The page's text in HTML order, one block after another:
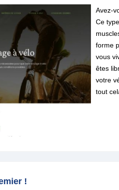
Avez-
Ce
forme
vous
êtes
votre
tout
!